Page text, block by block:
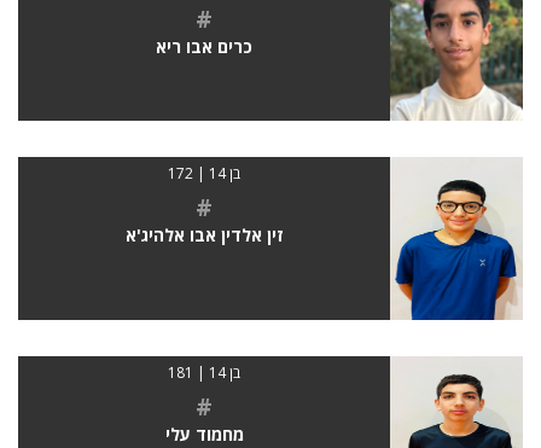
#
כרים אבו ריא
בן 14 | 172
#
זין אלדין אבו אלהיג'א
בן 14 | 181
#
מחמוד עלי